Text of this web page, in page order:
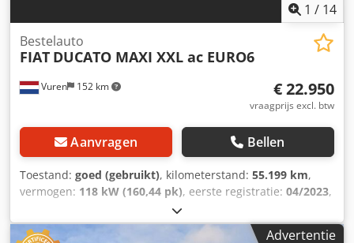
1 / 14
Vuren 152 km
Bestelauto
FIAT DUCATO MAXI XXL ac EURO6
€ 22.950
vraagprijs excl. btw
Aanvragen Bellen
Toestand: goed (gebruikt), kilometerstand: 55.199 km,
vermogen: 118 kW (160,44 pk), eerste registratie: 04/2023,
, bandenmaten:
asconfiguratie:4x2, wielbasis:4.040 mm, brandstof:
Advertentie